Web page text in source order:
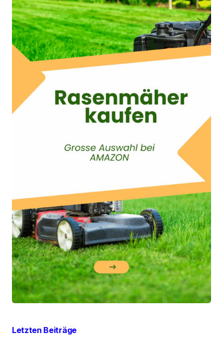
Letzten Beiträge